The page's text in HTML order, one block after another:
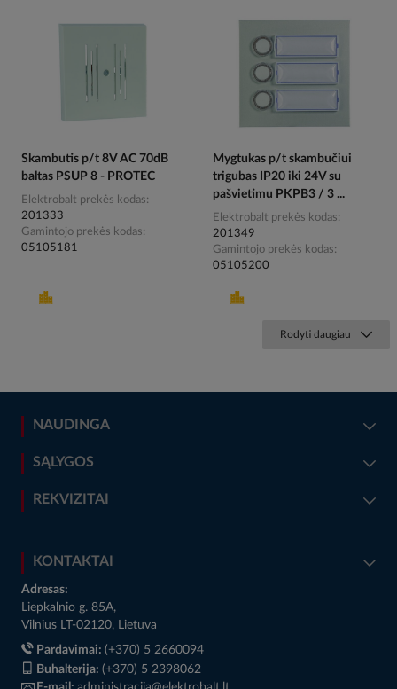
Skambutis p/t 8V AC 70dB
baltas PSUP 8 - PROTEC
Elektrobalt prekės kodas
201333
Gamintojo prekės kodas
05105181
Mygtukas p/t skambučiui
trigubas IP20 iki 24V su
pašvietimu PKPB3 / 3 ...
Elektrobalt prekės kodas
201349
Gamintojo prekės kodas
05105200
Rodyti daugiau
NAUDINGA
SĄLYGOS
REKVIZITAI
KONTAKTAI
Adresas:
Liepkalnio g. 85A,
Vilnius LT-02120, Lietuva
Pardavimai: (+370) 5 2660094
Buhalterija: (+370) 5 2398062